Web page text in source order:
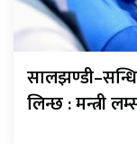
लिन्छ : मन्त्री